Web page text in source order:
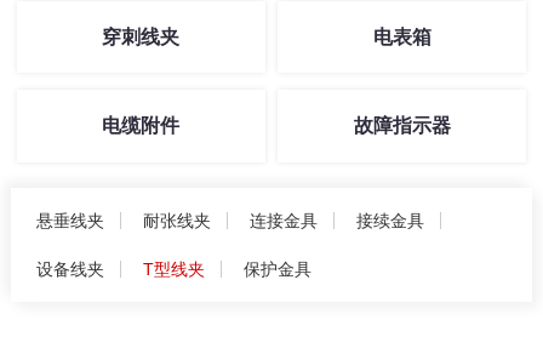
穿刺线夹 电表箱
电缆附件 故障指示器
悬垂线夹 耐张线夹 连接金具 接续金具
设备线夹 T型线夹 保护金具